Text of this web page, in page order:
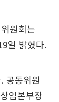
원회는
일 밝혔다.
공동위원
임본부장